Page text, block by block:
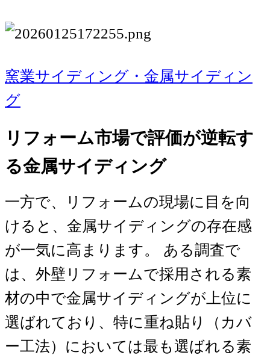
窯業サイディング・金属サイディン
グ
リフォーム市場で評価が逆転す
る金属サイディング
一方で、リフォームの現場に目を向
けると、金属サイディングの存在感
が一気に高まります。 ある調査で
は、外壁リフォームで採用される素
材の中で金属サイディングが上位に
選ばれており、特に重ね貼り（カバ
ー工法）においては最も選ばれる素